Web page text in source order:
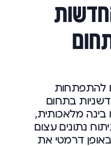
להתפתחות
בתחום
בינה מלאכותית,
נתונים עצום
דרמטי את